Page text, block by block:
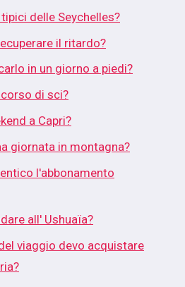
delle Seychelles?
il ritardo?
in un giorno a piedi?
di sci?
a Capri?
giornata in montagna?
l'abbonamento
all' Ushuaïa?
viaggio devo acquistare